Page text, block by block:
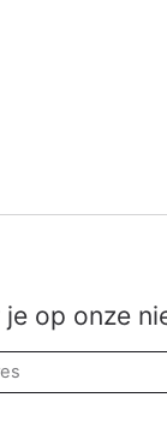
je op onze